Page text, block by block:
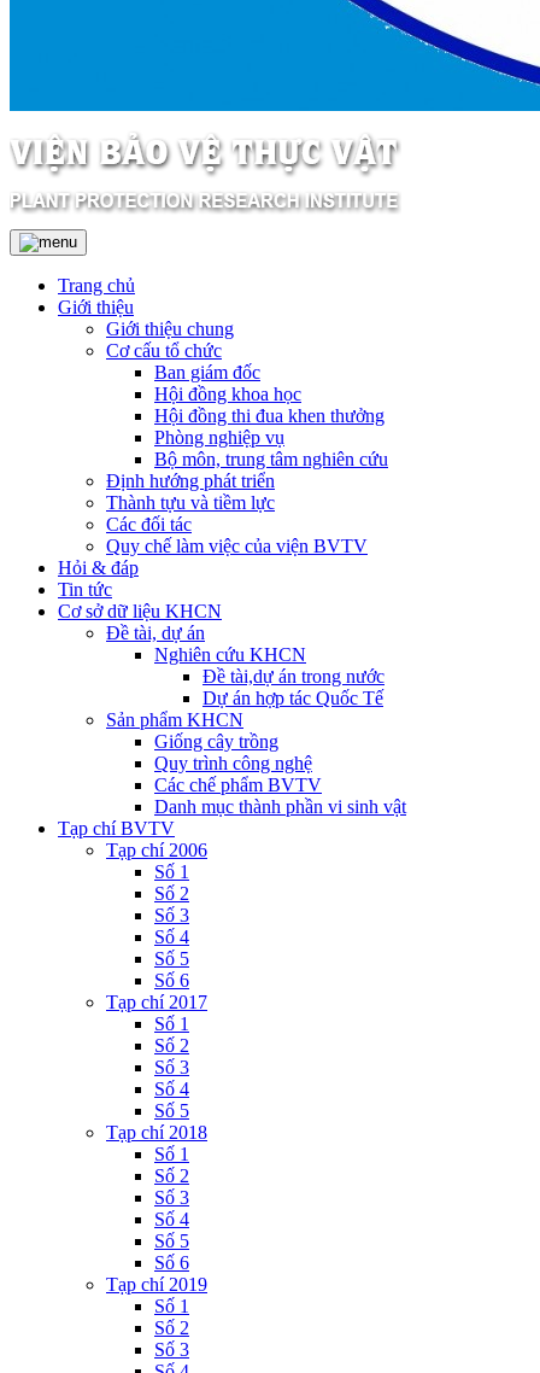
Trang chủ
Giới thiệu
Giới thiệu chung
Cơ cấu tổ chức
Ban giám đốc
Hội đồng khoa học
Hội đồng thi đua khen thưởng
Phòng nghiệp vụ
Bộ môn, trung tâm nghiên cứu
Định hướng phát triển
Thành tựu và tiềm lực
Các đối tác
Quy chế làm việc của viện BVTV
Hỏi & đáp
Tin tức
Cơ sở dữ liệu KHCN
Đề tài, dự án
Nghiên cứu KHCN
Đề tài,dự án trong nước
Dự án hợp tác Quốc Tế
Sản phẩm KHCN
Giống cây trồng
Quy trình công nghệ
Các chế phẩm BVTV
Danh mục thành phần vi sinh vật
Tạp chí BVTV
Tạp chí 2006
Số 1
Số 2
Số 3
Số 4
Số 5
Số 6
Tạp chí 2017
Số 1
Số 2
Số 3
Số 4
Số 5
Tạp chí 2018
Số 1
Số 2
Số 3
Số 4
Số 5
Số 6
Tạp chí 2019
Số 1
Số 2
Số 3